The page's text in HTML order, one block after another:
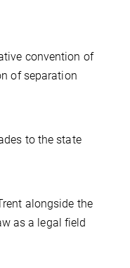
convention of
of separation
to the state
alongside the
as a legal field